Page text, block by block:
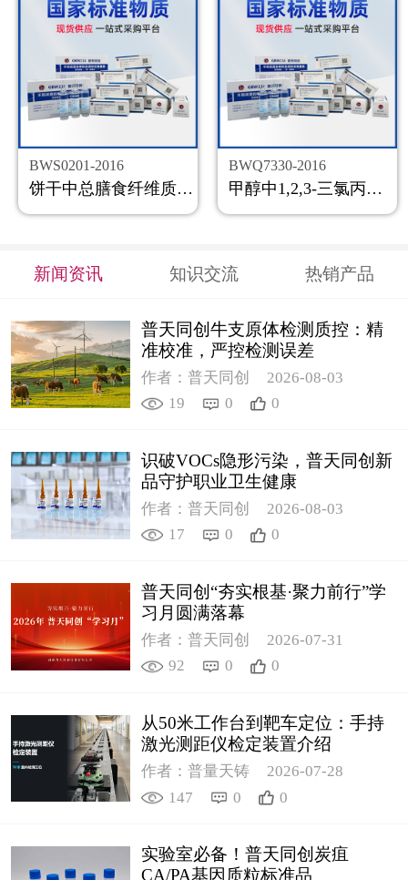
BWS0201-2016
饼干中总膳食纤维质控样品
BWQ7330-2016
甲醇中1,2,3-三氯丙烷溶液标准物质
新闻资讯 知识交流 热销产品
普天同创牛支原体检测质控：精
准校准，严控检测误差
作者：普天同创
2026-08-03
19
0 0
识破VOCs隐形污染，普天同创新
品守护职业卫生健康
作者：普天同创
2026-08-03
17
0 0
普天同创“夯实根基·聚力前行”学
习月圆满落幕
作者：普天同创
2026-07-31
92
0 0
从50米工作台到靶车定位：手持
激光测距仪检定装置介绍
作者：普量天铸
2026-07-28
147
0 0
实验室必备！普天同创炭疽
CA/PA基因质粒标准品